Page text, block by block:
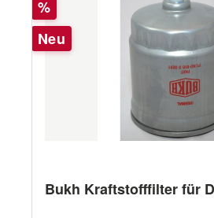
Rabatt
%
Neu
Bukh Kraftstofffilter für